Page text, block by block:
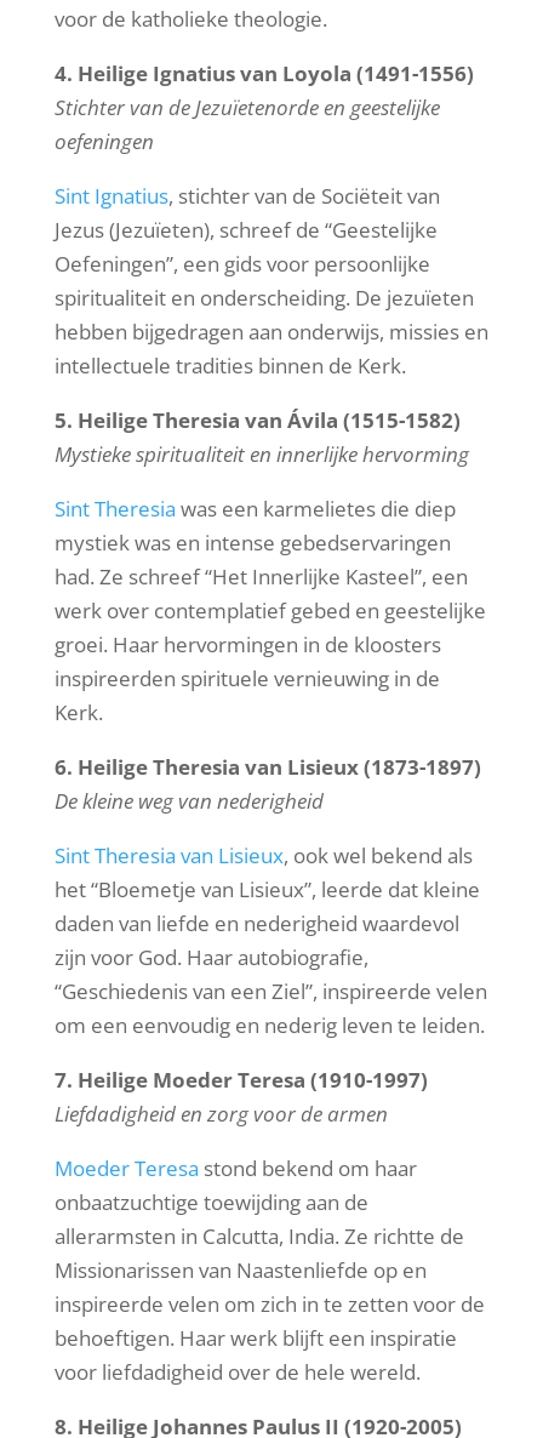
voor de katholieke theologie.
4. Heilige Ignatius van Loyola (1491-1556)
Stichter van de Jezuïetenorde en geestelijke
oefeningen
Sint Ignatius, stichter van de Sociëteit van
Jezus (Jezuïeten), schreef de “Geestelijke
Oefeningen”, een gids voor persoonlijke
spiritualiteit en onderscheiding. De jezuïeten
hebben bijgedragen aan onderwijs, missies en
intellectuele tradities binnen de Kerk.
5. Heilige Theresia van Ávila (1515-1582)
Mystieke spiritualiteit en innerlijke hervorming
Sint Theresia was een karmelietes die diep
mystiek was en intense gebedservaringen
had. Ze schreef “Het Innerlijke Kasteel”, een
werk over contemplatief gebed en geestelijke
groei. Haar hervormingen in de kloosters
inspireerden spirituele vernieuwing in de
Kerk.
6. Heilige Theresia van Lisieux (1873-1897)
De kleine weg van nederigheid
Sint Theresia van Lisieux, ook wel bekend als
het “Bloemetje van Lisieux”, leerde dat kleine
daden van liefde en nederigheid waardevol
zijn voor God. Haar autobiografie,
“Geschiedenis van een Ziel”, inspireerde velen
om een eenvoudig en nederig leven te leiden.
7. Heilige Moeder Teresa (1910-1997)
Liefdadigheid en zorg voor de armen
Moeder Teresa stond bekend om haar
onbaatzuchtige toewijding aan de
allerarmsten in Calcutta, India. Ze richtte de
Missionarissen van Naastenliefde op en
inspireerde velen om zich in te zetten voor de
behoeftigen. Haar werk blijft een inspiratie
voor liefdadigheid over de hele wereld.
8. Heilige Johannes Paulus II (1920-2005)